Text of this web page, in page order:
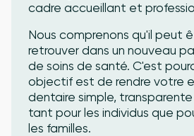
cadre accueillant et
Nous comprenons qu'il peut
retrouver dans un nouveau
de soins de santé. C'est
objectif est de rendre votre
dentaire simple,
tant pour les individus que
les familles.